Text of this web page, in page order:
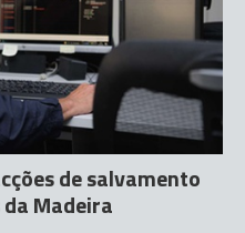
de salvamento
Madeira